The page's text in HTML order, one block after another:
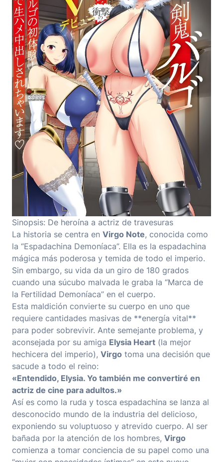
Sinopsis: De heroína a actriz de travesuras
La historia se centra en Virgo Note, conocida como
la “Espadachina Demoníaca”. Ella es la espadachina
mágica más poderosa y temida de todo el imperio.
Sin embargo, su vida da un giro de 180 grados
cuando una súcubo malvada le graba la “Marca de
la Fertilidad Demoníaca” en el cuerpo.
Esta maldición convierte su cuerpo en uno que
requiere cantidades masivas de **energía vital**
para poder sobrevivir. Ante semejante problema, y
aconsejada por su amiga Elysia Heart (la mejor
hechicera del imperio), Virgo toma una decisión que
sacude a todo el reino:
«Entendido, Elysia. Yo también me convertiré en
actriz de cine para adultos.»
Así es como la ruda y tosca espadachina se lanza al
desconocido mundo de la industria del delicioso,
exponiendo su voluptuoso y atrevido cuerpo. Al ser
bañada por la atención de los hombres, Virgo
comienza a tomar conciencia de su papel como una